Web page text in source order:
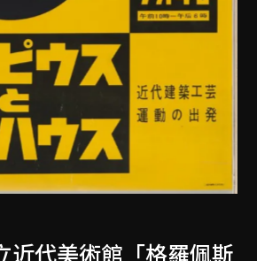
近代美術館「格羅佩斯